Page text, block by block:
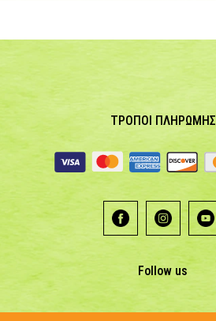
ΤΡΟΠΟΙ ΠΛΗΡΩΜΗΣ
Follow us